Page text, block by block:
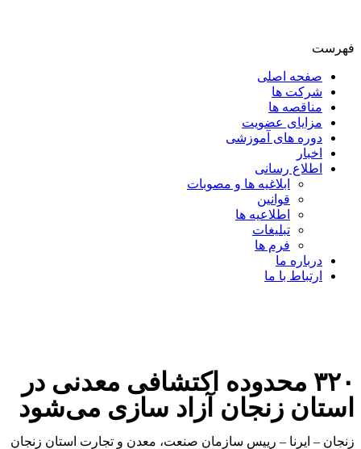
فهرست
صفحه اصلی
شرکت ها
مناقصه ها
مزایای عضویت
دوره های آموزشی
اخبار
اطلاع رسانی
ابلاغیه ها و مصوبات
قوانین
اطلاعیه ها
تبلیغات
فرم ها
درباره ما
ارتباط با ما
۳۲۰ محدوده اکتشافی معدنی در
استان زنجان آزاد سازی می‌شود
زنجان – ایرنا – رییس سازمان صنعت، معدن و تجارت استان زنجان